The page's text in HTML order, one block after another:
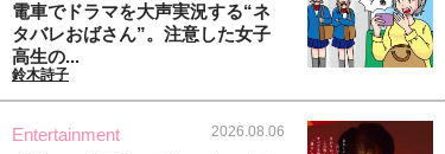
電車でドラマを大声実況する“ネ
タバレおばさん”。注意した女子
高生の...
鈴木詩子
Entertainment 2026.08.06